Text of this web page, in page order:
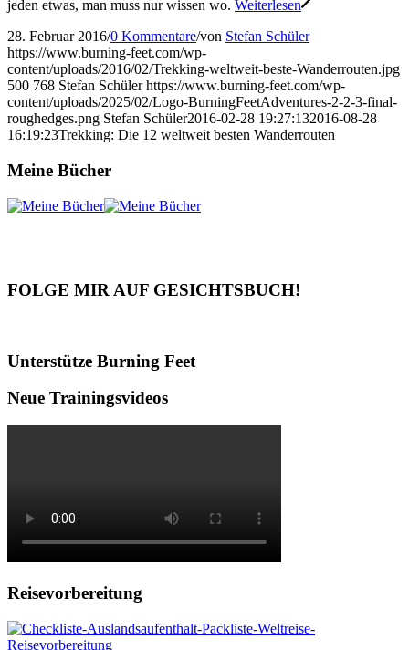
jeden etwas, man muss nur wissen wo. Weiterlesen
28. Februar 2016/0 Kommentare/von Stefan Schüler
https://www.burning-feet.com/wp-
content/uploads/2016/02/Trekking-weltweit-beste-Wanderrouten.jpg
500 768 Stefan Schüler https://www.burning-feet.com/wp-
content/uploads/2025/02/Logo-BurningFeetAdventures-2-2-3-final-
roughedges.png Stefan Schüler2016-02-28 19:27:132016-08-28
16:19:23Trekking: Die 12 weltweit besten Wanderrouten
Meine Bücher
FOLGE MIR AUF GESICHTSBUCH!
Unterstütze Burning Feet
Neue Trainingsvideos
Reisevorbereitung